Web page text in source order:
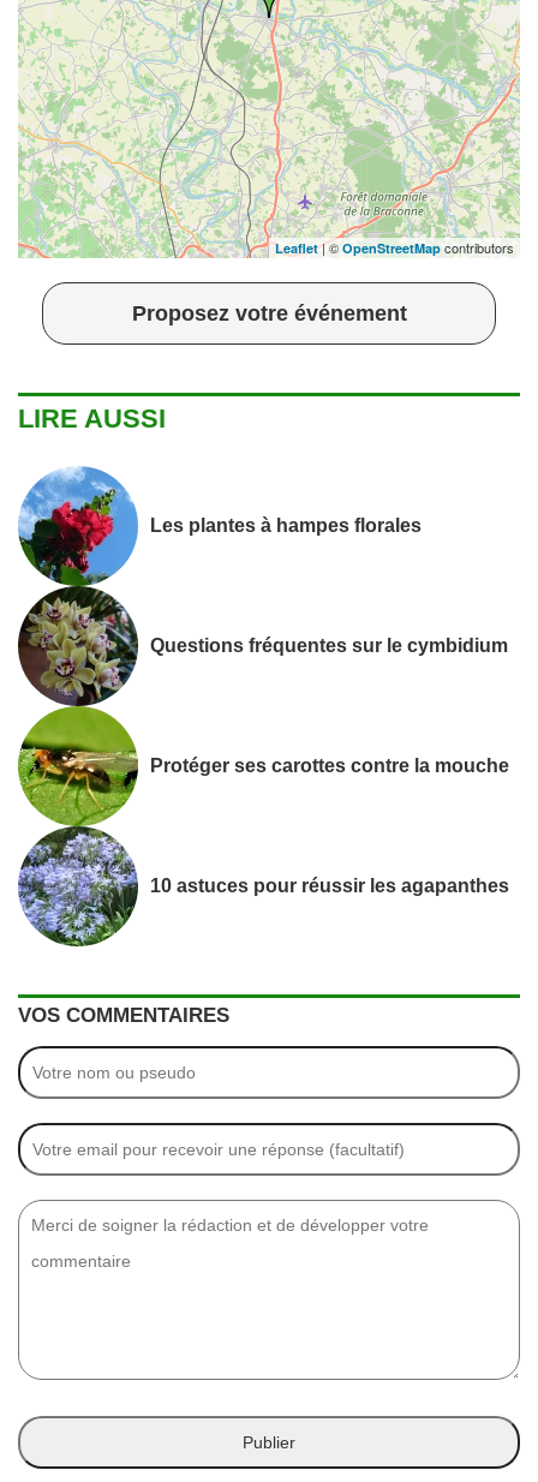
Leaflet| © OpenStreetMap contributors
Proposez votre événement
LIRE AUSSI
Les plantes à hampes florales
Questions fréquentes sur le cymbidium
Protéger ses carottes contre la mouche
10 astuces pour réussir les agapanthes
VOS COMMENTAIRES